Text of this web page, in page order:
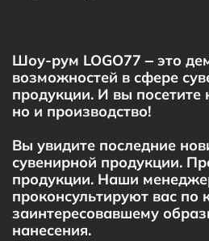
Шоу-рум LOGO77 – это
возможностей в сфере
продукции. И вы
но и производство!
Вы увидите последние
сувенирной продукции.
продукции. Наши
проконсультируют вас по
заинтересовавшему
нанесения.